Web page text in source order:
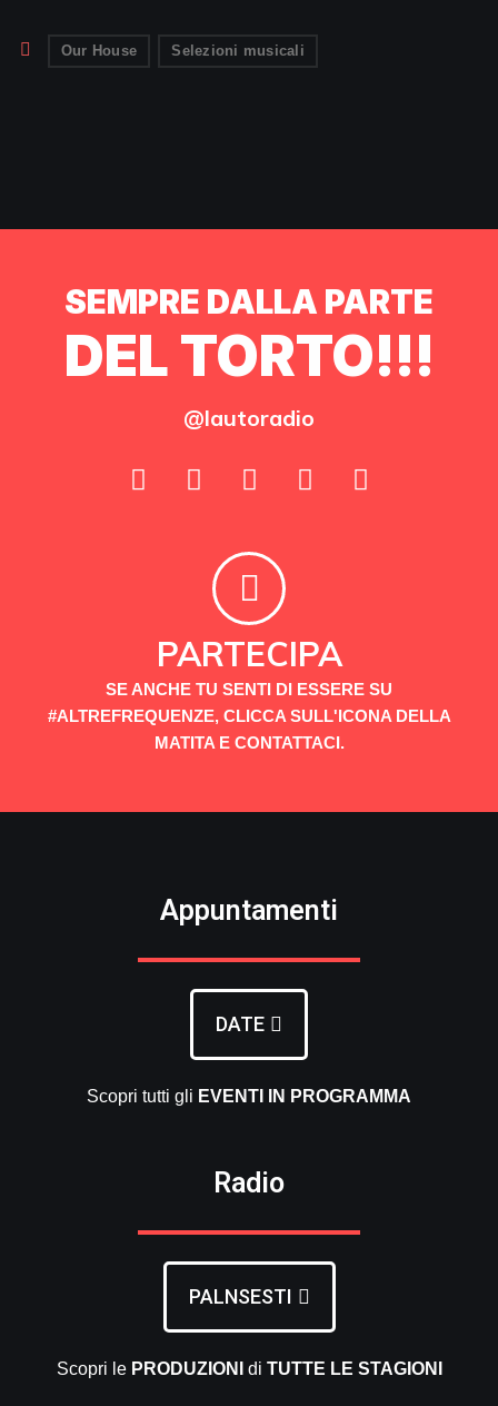
Our House Selezioni musicali
SEMPRE DALLA PARTE
DEL TORTO!!!
@lautoradio
PARTECIPA
SE ANCHE TU SENTI DI ESSERE SU
#ALTREFREQUENZE, CLICCA SULL'ICONA DELLA
MATITA E CONTATTACI.
Appuntamenti
DATE
Scopri tutti gli EVENTI IN PROGRAMMA
Radio
PALNSESTI
Scopri le PRODUZIONI di TUTTE LE STAGIONI